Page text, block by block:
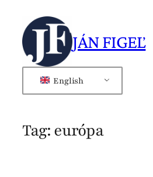
content
JÁN FIGEĽ
English
Tag:európa